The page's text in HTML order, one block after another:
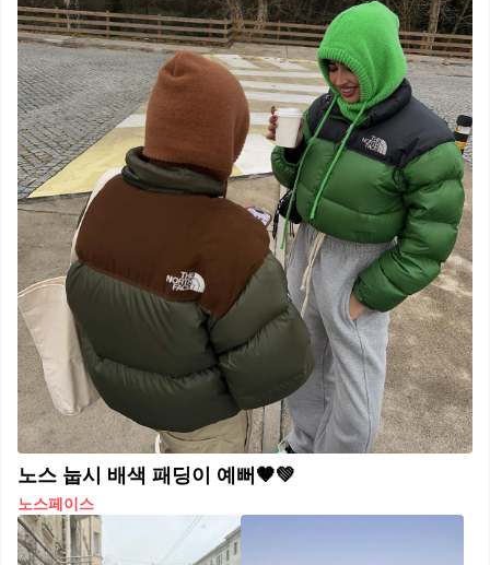
노스 눕시 배색 패딩이 예뻐🤎💚
노스페이스